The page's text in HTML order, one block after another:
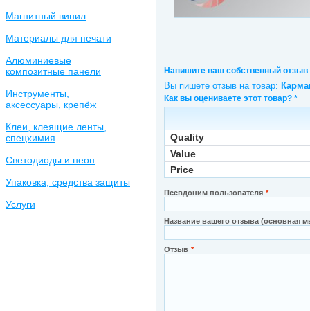
Напишите ваш собственный отзыв
Вы пишете отзыв на товар:
Как вы оцениваете этот товар? *
Quality
Value
Price
*
Псевдоним пользователя
Название вашего отзыва (основная
*
Отзыв
Магнитный винил
Материалы для печати
Алюминиевые
композитные панели
Инструменты,
аксессуары, крепёж
Клеи, клеящие ленты,
спецхимия
Светодиоды и неон
Упаковка, средства защиты
Услуги